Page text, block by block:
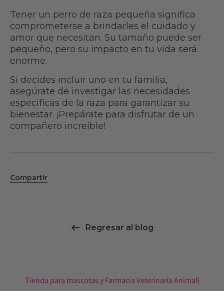
Tener un perro de raza pequeña significa
comprometerse a brindarles el cuidado y
amor que necesitan. Su tamaño puede ser
pequeño, pero su impacto en tu vida será
enorme.
Si decides incluir uno en tu familia,
asegúrate de investigar las necesidades
específicas de la raza para garantizar su
bienestar. ¡Prepárate para disfrutar de un
compañero increíble!
Compartir
Regresar al blog
Tienda para mascotas y Farmacia Veterinaria Animall